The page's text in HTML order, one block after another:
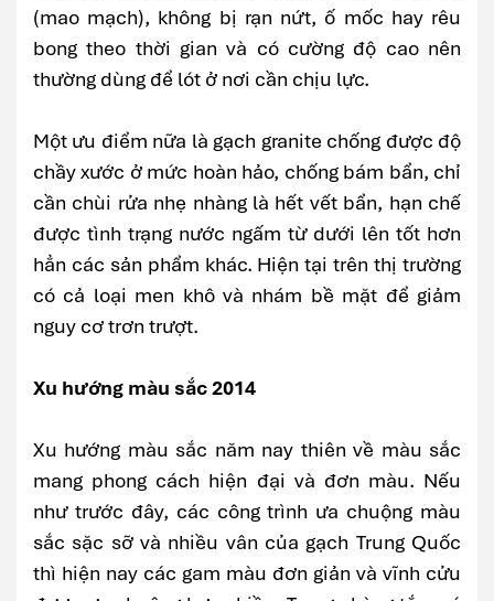
(mao mạch), không bị rạn nứt, ố mốc hay rêu
bong theo thời gian và có cường độ cao nên
thường dùng để lót ở nơi cần chịu lực.
Một ưu điểm nữa là gạch granite chống được độ
chầy xước ở mức hoàn hảo, chống bám bẩn, chỉ
cần chùi rửa nhẹ nhàng là hết vết bẩn, hạn chế
được tình trạng nước ngấm từ dưới lên tốt hơn
hẳn các sản phẩm khác. Hiện tại trên thị trường
có cả loại men khô và nhám bề mặt để giảm
nguy cơ trơn trượt.
Xu hướng màu sắc 2014
Xu hướng màu sắc năm nay thiên về màu sắc
mang phong cách hiện đại và đơn màu. Nếu
như trước đây, các công trình ưa chuộng màu
sắc sặc sỡ và nhiều vân của gạch Trung Quốc
thì hiện nay các gam màu đơn giản và vĩnh cửu